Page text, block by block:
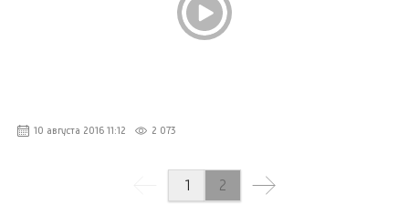
10 августа 2016 11:12 2 073
1 2